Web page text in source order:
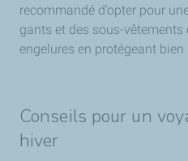
recommandé d’opter pour
gants et des sous-vêtements
engelures en protégeant
Conseils pour un
hiver